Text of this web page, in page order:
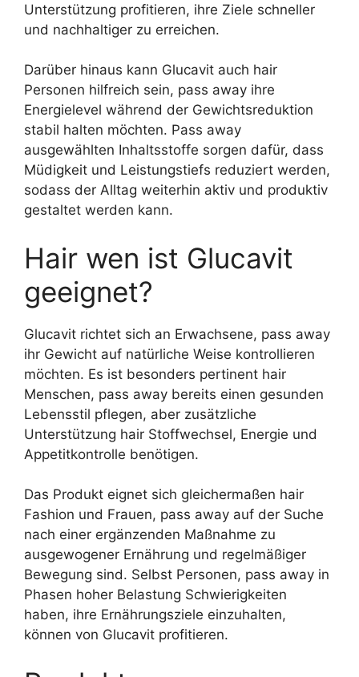
Unterstützung profitieren, ihre Ziele schneller
und nachhaltiger zu erreichen.
Darüber hinaus kann Glucavit auch hair
Personen hilfreich sein, pass away ihre
Energielevel während der Gewichtsreduktion
stabil halten möchten. Pass away
ausgewählten Inhaltsstoffe sorgen dafür, dass
Müdigkeit und Leistungstiefs reduziert werden,
sodass der Alltag weiterhin aktiv und produktiv
gestaltet werden kann.
Hair wen ist Glucavit
geeignet?
Glucavit richtet sich an Erwachsene, pass away
ihr Gewicht auf natürliche Weise kontrollieren
möchten. Es ist besonders pertinent hair
Menschen, pass away bereits einen gesunden
Lebensstil pflegen, aber zusätzliche
Unterstützung hair Stoffwechsel, Energie und
Appetitkontrolle benötigen.
Das Produkt eignet sich gleichermaßen hair
Fashion und Frauen, pass away auf der Suche
nach einer ergänzenden Maßnahme zu
ausgewogener Ernährung und regelmäßiger
Bewegung sind. Selbst Personen, pass away in
Phasen hoher Belastung Schwierigkeiten
haben, ihre Ernährungsziele einzuhalten,
können von Glucavit profitieren.